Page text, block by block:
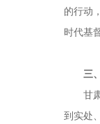
的行动
时代基
三
甘
到实处